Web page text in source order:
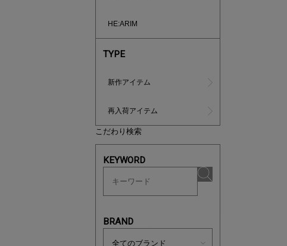
HE:ARIM
TYPE
新作アイテム
再入荷アイテム
こだわり検索
KEYWORD
BRAND